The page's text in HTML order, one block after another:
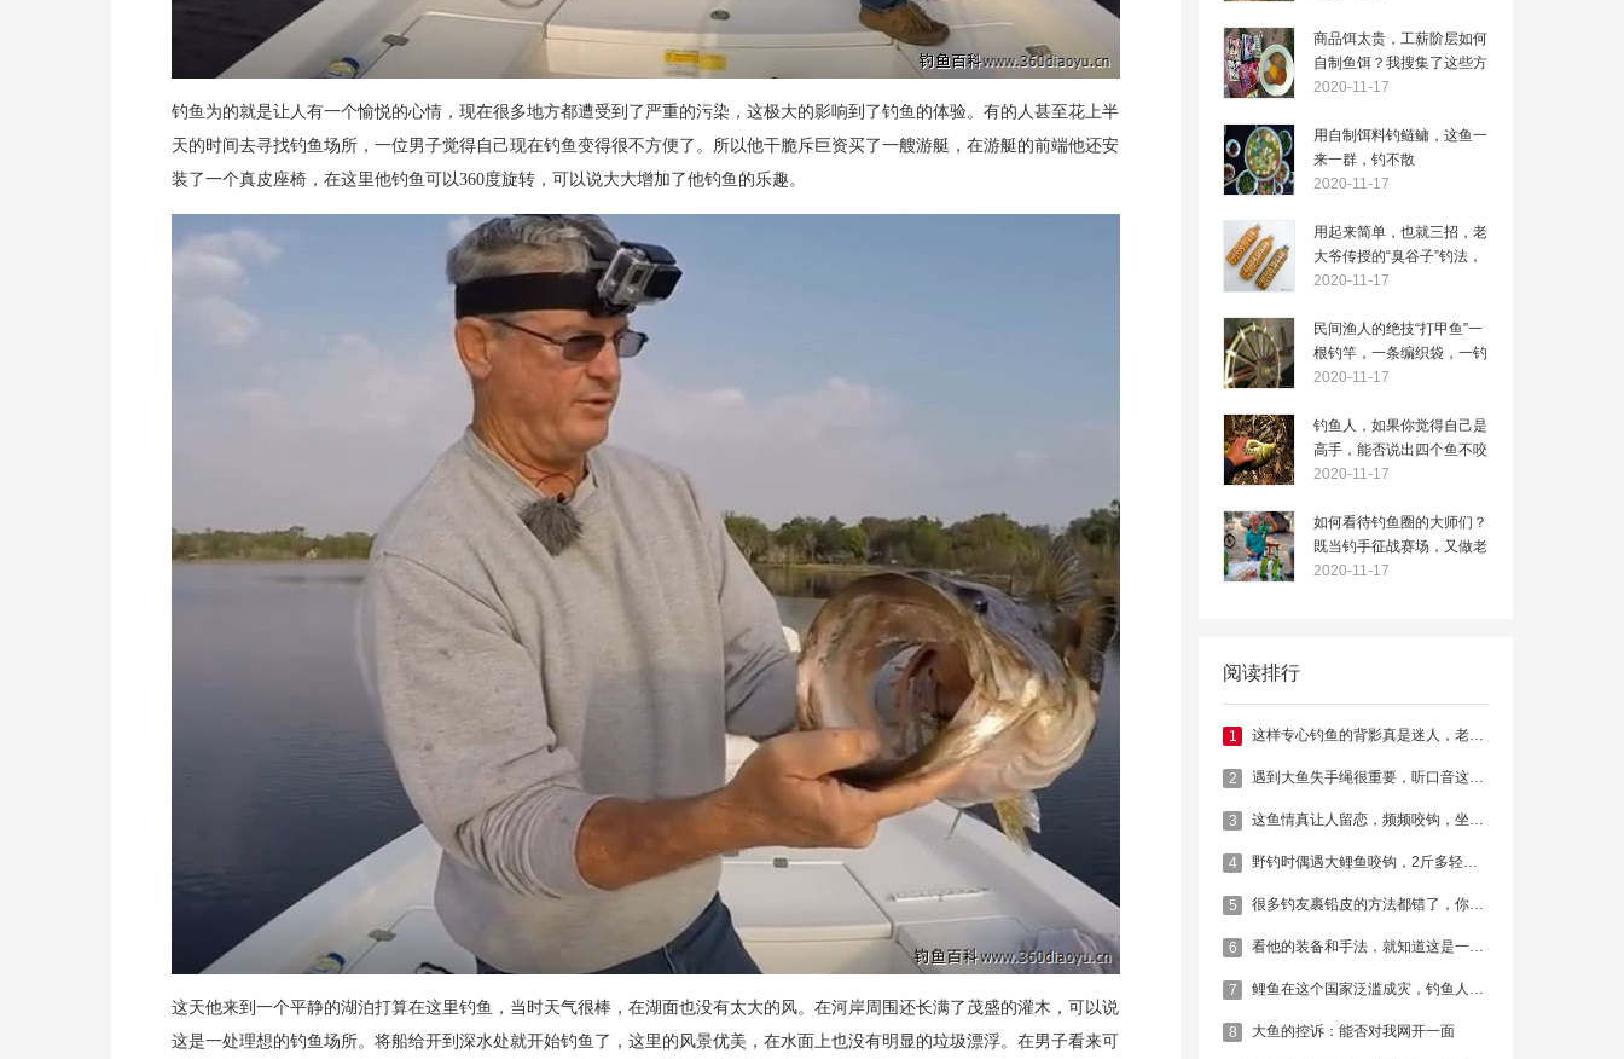
商品饵太贵，工薪阶层如何
自制鱼饵？我搜集了这些方
法
2020-11-17
用自制饵料钓鲢鳙，这鱼一
来一群，钓不散
2020-11-17
用起来简单，也就三招，老
大爷传授的“臭谷子”钓法，
专攻大鲤鱼
2020-11-17
民间渔人的绝技“打甲鱼”一
根钓竿，一条编织袋，一钓
一个准
2020-11-17
钓鱼人，如果你觉得自己是
高手，能否说出四个鱼不咬
钩的原因
2020-11-17
如何看待钓鱼圈的大师们？
既当钓手征战赛场，又做老
板角逐商海
2020-11-17
阅读排行
1 这样专心钓鱼的背影真是迷人，老铁们赞同不？
2 遇到大鱼失手绳很重要，听口音这钓鱼的是湖北黄冈的！
3 这鱼情真让人留恋，频频咬钩，坐等爆护！
4 野钓时偶遇大鲤鱼咬钩，2斤多轻松拉起，大家看看这野货纯不纯
5 很多钓友裹铅皮的方法都错了，你裹对了吗？
6 看他的装备和手法，就知道这是一位高境界的老钓手
7 鲤鱼在这个国家泛滥成灾，钓鱼人用路亚也能钓到大家伙
8 大鱼的控诉：能否对我网开一面
钓鱼为的就是让人有一个愉悦的心情，现在很多地方都遭受到了严重的污染，这极大的影响到了钓鱼的体验。有的人甚至花上半
天的时间去寻找钓鱼场所，一位男子觉得自己现在钓鱼变得很不方便了。所以他干脆斥巨资买了一艘游艇，在游艇的前端他还安
装了一个真皮座椅，在这里他钓鱼可以360度旋转，可以说大大增加了他钓鱼的乐趣。
这天他来到一个平静的湖泊打算在这里钓鱼，当时天气很棒，在湖面也没有太大的风。在河岸周围还长满了茂盛的灌木，可以说
这是一处理想的钓鱼场所。将船给开到深水处就开始钓鱼了，这里的风景优美，在水面上也没有明显的垃圾漂浮。在男子看来可